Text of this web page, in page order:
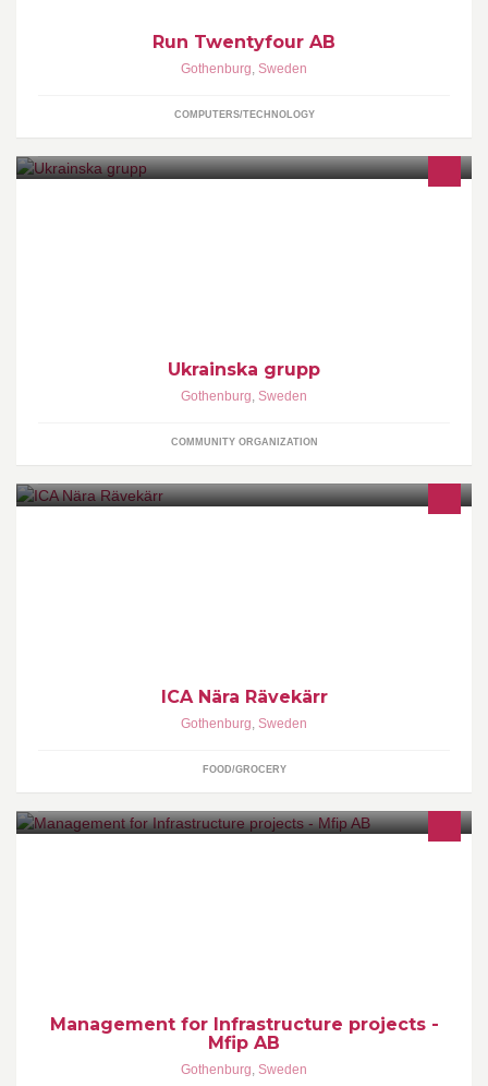
Run Twentyfour AB
Gothenburg, Sweden
COMPUTERS/TECHNOLOGY
Ukrainska grupp
Gothenburg, Sweden
COMMUNITY ORGANIZATION
ICA Nära Rävekärr
Gothenburg, Sweden
FOOD/GROCERY
Management for Infrastructure projects -
Mfip AB
Gothenburg, Sweden